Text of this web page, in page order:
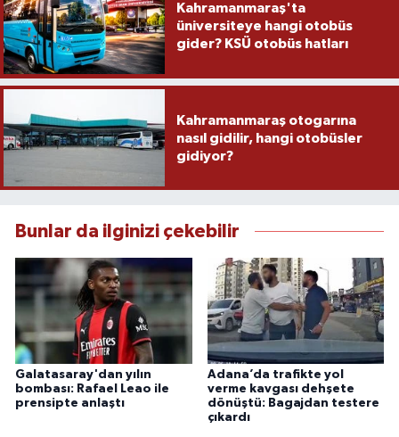
Kahramanmaraş'ta
üniversiteye hangi otobüs
gider? KSÜ otobüs hatları
Kahramanmaraş otogarına
nasıl gidilir, hangi otobüsler
gidiyor?
Bunlar da ilginizi çekebilir
Galatasaray'dan yılın
bombası: Rafael Leao ile
prensipte anlaştı
Adana’da trafikte yol
verme kavgası dehşete
dönüştü: Bagajdan testere
çıkardı